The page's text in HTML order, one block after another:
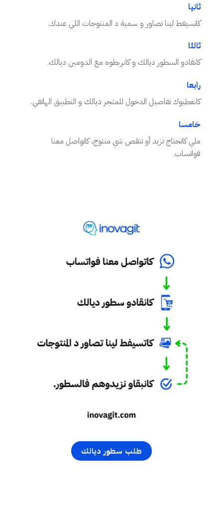
ثانيا
كاتسيفط لينا تصاور و سمية د المنتوجات اللي عندك.
ثالثا
كانقادو السطور ديالك و كانربطوه مع الدومين ديالك.
رابعا
كانعطيوك تفاصيل الدخول للمتجر ديالك و التطبيق الهاتفي.
خامسا
ملي كاتحتاج تزيد أو تنقص شي منتوج، كاتواصل معنا
فواتساب.
طلب سطور ديالك